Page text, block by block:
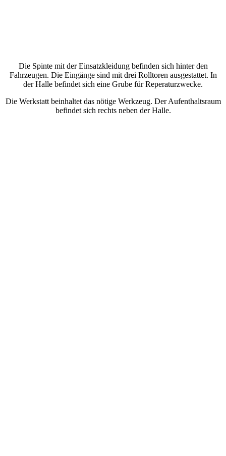
Die Spinte mit der Einsatzkleidung befinden sich hinter den
Fahrzeugen. Die Eingänge sind mit drei Rolltoren ausgestattet. In
der Halle befindet sich eine Grube für Reperaturzwecke.
Die Werkstatt beinhaltet das nötige Werkzeug. Der Aufenthaltsraum
befindet sich rechts neben der Halle.